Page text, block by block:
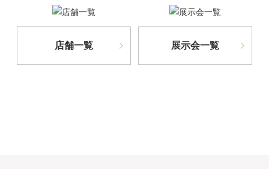
店舗一覧 展示会一覧